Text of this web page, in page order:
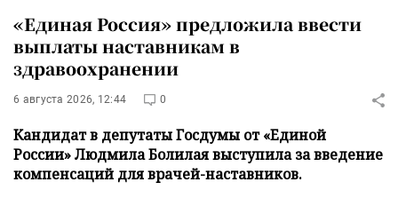
«Единая Россия» предложила ввести
выплаты наставникам в
здравоохранении
6 августа 2026, 12:44 0
Кандидат в депутаты Госдумы от «Единой
России» Людмила Болилая выступила за введение
компенсаций для врачей-наставников.